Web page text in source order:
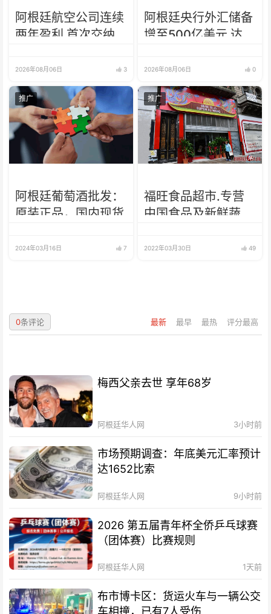
阿根廷航空公司连续
两年盈利 首次交纳
2026年08月06日 3
阿根廷央行外汇储备
增至500亿美元 达近
2026年08月06日 0
推广
阿根廷葡萄酒批发：
原装正品，国内现货
2024年03月16日 7
推广
福旺食品超市.专营
中国食品及新鲜蔬
2022年03月30日 49
最新 最早 最热 评分最高
0条评论
梅西父亲去世 享年68岁
阿根廷华人网 3小时前
市场预期调查：年底美元汇率预计
达1652比索
阿根廷华人网 9小时前
2026 第五届青年杯全侨乒乓球赛
（团体赛）比赛规则
阿根廷华人网 1天前
布市博卡区：货运火车与一辆公交
车相撞，已有7人受伤